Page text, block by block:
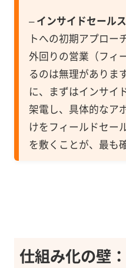
–インサイドセール
トへの初期アプロー
外回りの営業（フィ
るのは無理がありま
に、まずはインサイ
架電し、具体的なア
けをフィールドセー
を敷くことが、最も
仕組み化の壁